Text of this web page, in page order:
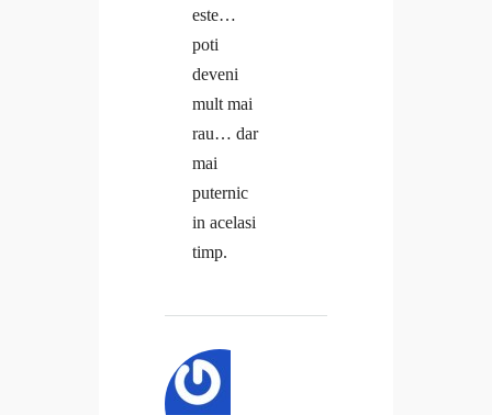
este…
poti
deveni
mult mai
rau… dar
mai
puternic
in acelasi
timp.